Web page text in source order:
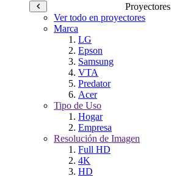
Proyectores
Ver todo en proyectores
Marca
LG
Epson
Samsung
VTA
Predator
Acer
Tipo de Uso
Hogar
Empresa
Resolución de Imagen
Full HD
4K
HD